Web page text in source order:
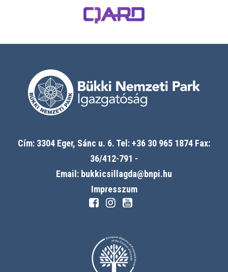
Cím: 3304 Eger, Sánc u. 6. Tel: +36 30 965 1874 Fax:
36/412-791 -
Email: bukkicsillagda@bnpi.hu
Impresszum